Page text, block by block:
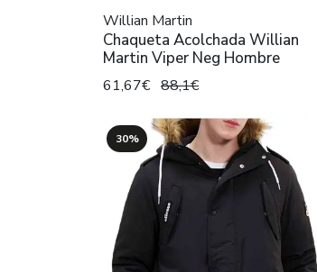
Willian Martin
Chaqueta Acolchada Willian
Martin Viper Neg Hombre
61,67€ 88,1€
30%